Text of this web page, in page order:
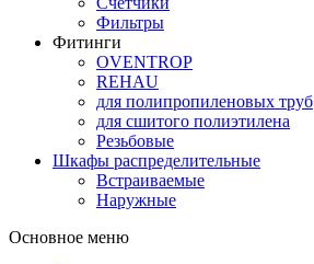
Фильтры
Фитинги
OVENTROP
REHAU
для полипропиленовых труб
для сшитого полиэтилена
Резьбовые
Шкафы распределительные
Встраиваемые
Наружные
Основное меню